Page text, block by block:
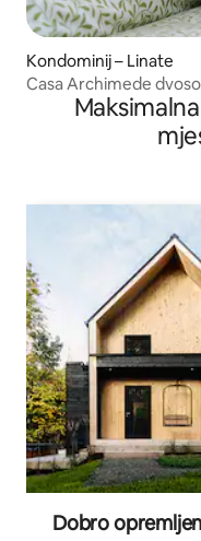
Kondominij – Linate
Casa Archimede
it015171C2PGBQFADC
Dobro